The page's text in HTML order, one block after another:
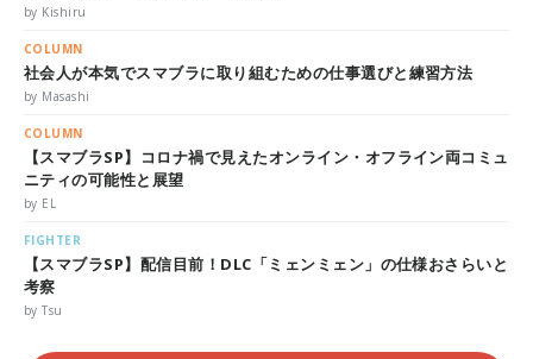
by Kishiru
COLUMN
社会人が本気でスマブラに取り組むための仕事選びと練習方法
by Masashi
COLUMN
【スマブラSP】コロナ禍で見えたオンライン・オフライン両コミュ
ニティの可能性と展望
by EL
FIGHTER
【スマブラSP】配信目前！DLC「ミェンミェン」の仕様おさらいと
考察
by Tsu